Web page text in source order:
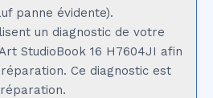
panne évidente).
un diagnostic de votre
StudioBook 16 H7604JI afin
Ce diagnostic est